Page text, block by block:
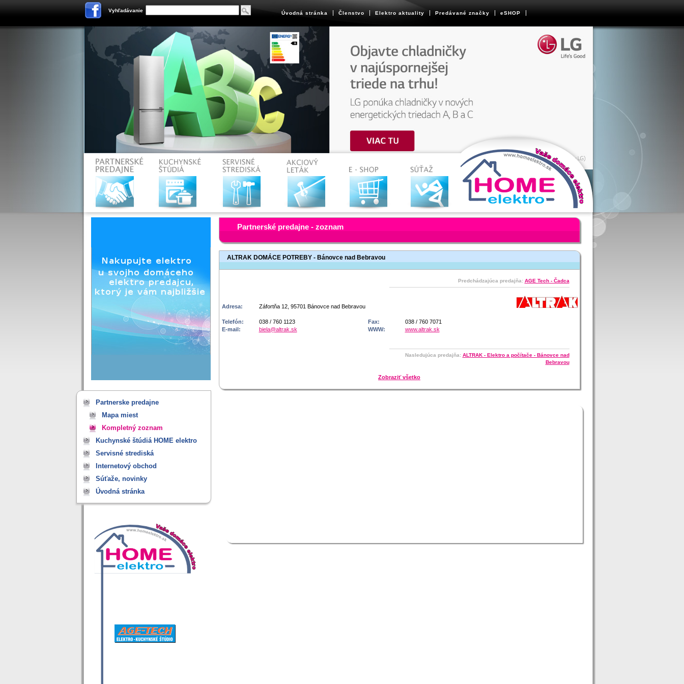
Vyhľadávanie Úvodná stránka Členstvo Elektro aktuality Predávané značky eSHOP
Partnerske predajne
Mapa miest
Kompletný zoznam
Kuchynské štúdiá HOME elektro
Servisné strediská
Internetový obchod
Súťaže, novinky
Úvodná stránka
Partnerské predajne - zoznam
ALTRAK DOMÁCE POTREBY - Bánovce nad Bebravou
Predchádzajúca predajňa: AGE Tech - Čadca
Adresa: Záfortňa 12, 95701 Bánovce nad Bebravou
Telefón: 038 / 760 1123 Fax:
038 / 760 7071
E-mail:
biela@altrak.sk WWW: www.altrak.sk
Nasledujúca predajňa: ALTRAK - Elektro a počítače - Bánovce nad
Bebravou
Zobraziť všetko